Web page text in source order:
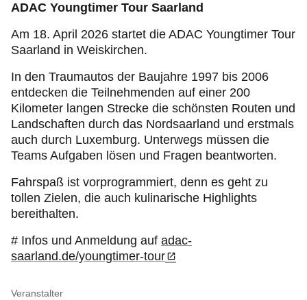
ADAC Youngtimer Tour Saarland
Am 18. April 2026 startet die ADAC Youngtimer Tour
Saarland in Weiskirchen.
In den Traumautos der Baujahre 1997 bis 2006
entdecken die Teilnehmenden auf einer 200
Kilometer langen Strecke die schönsten Routen und
Landschaften durch das Nordsaarland und erstmals
auch durch Luxemburg. Unterwegs müssen die
Teams Aufgaben lösen und Fragen beantworten.
Fahrspaß ist vorprogrammiert, denn es geht zu
tollen Zielen, die auch kulinarische Highlights
bereithalten.
# Infos und Anmeldung auf adac-
saarland.de/youngtimer-tour
Veranstalter